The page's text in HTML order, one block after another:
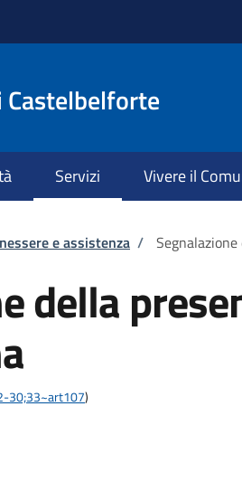
Castelbelforte
Servizi Vivere il
e assistenza /
della
30;33~art107)